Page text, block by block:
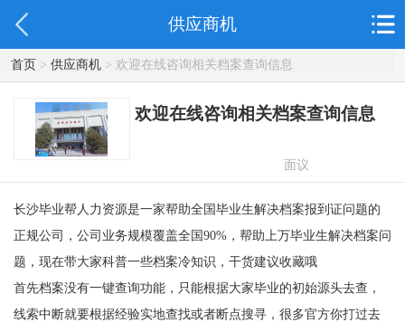
供应商机
首页> 供应商机> 欢迎在线咨询相关档案查询信息
欢迎在线咨询相关档案查询信息
面议
长沙毕业帮人力资源是一家帮助全国毕业生解决档案报到证问题的
正规公司，公司业务规模覆盖全国90%，帮助上万毕业生解决档案问
题，现在带大家科普一些档案冷知识，干货建议收藏哦
首先档案没有一键查询功能，只能根据大家毕业的初始源头去查，
线索中断就要根据经验实地查找或者断点搜寻，很多官方你打过去